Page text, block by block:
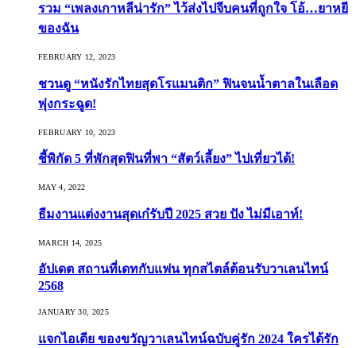
รวม “เพลงเกาหลีน่ารัก” ไว้ส่งไปจีบคนที่ถูกใจ โอ้…ยาหยี
ของฉัน
FEBRUARY 12, 2023
ชวนดู “หนังรักไทยสุดโรแมนติก” ฟินจนน้ำตาลในเลือด
พุ่งกระฉูด!
FEBRUARY 10, 2023
ชี้พิกัด 5 ที่พักสุดฟินที่พา “สัตว์เลี้ยง” ไปเที่ยวได้!
MAY 4, 2022
ธีมงานแต่งงานสุดเก๋รับปี 2025 สวย ปัง ไม่มีเอาท์!
MARCH 14, 2025
อัปเดต สถานที่เดทกับแฟน ทุกสไตล์ต้อนรับวาเลนไทน์
2568
JANUARY 30, 2025
แจกไอเดีย ของขวัญวาเลนไทน์ฉบับคู่รัก 2024 ใครได้รัก